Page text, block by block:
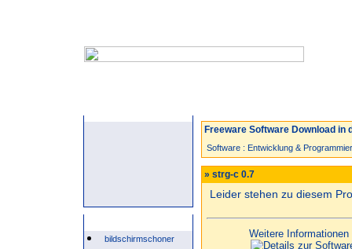
bildschirmschoner
Freeware Software Download in
Software : Entwicklung &
» strg-c 0.7
Leider stehen zu diesem
Weitere